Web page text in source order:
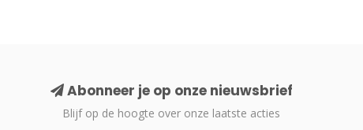
Abonneer je op onze nieuwsbrief
Blijf op de hoogte over onze laatste acties